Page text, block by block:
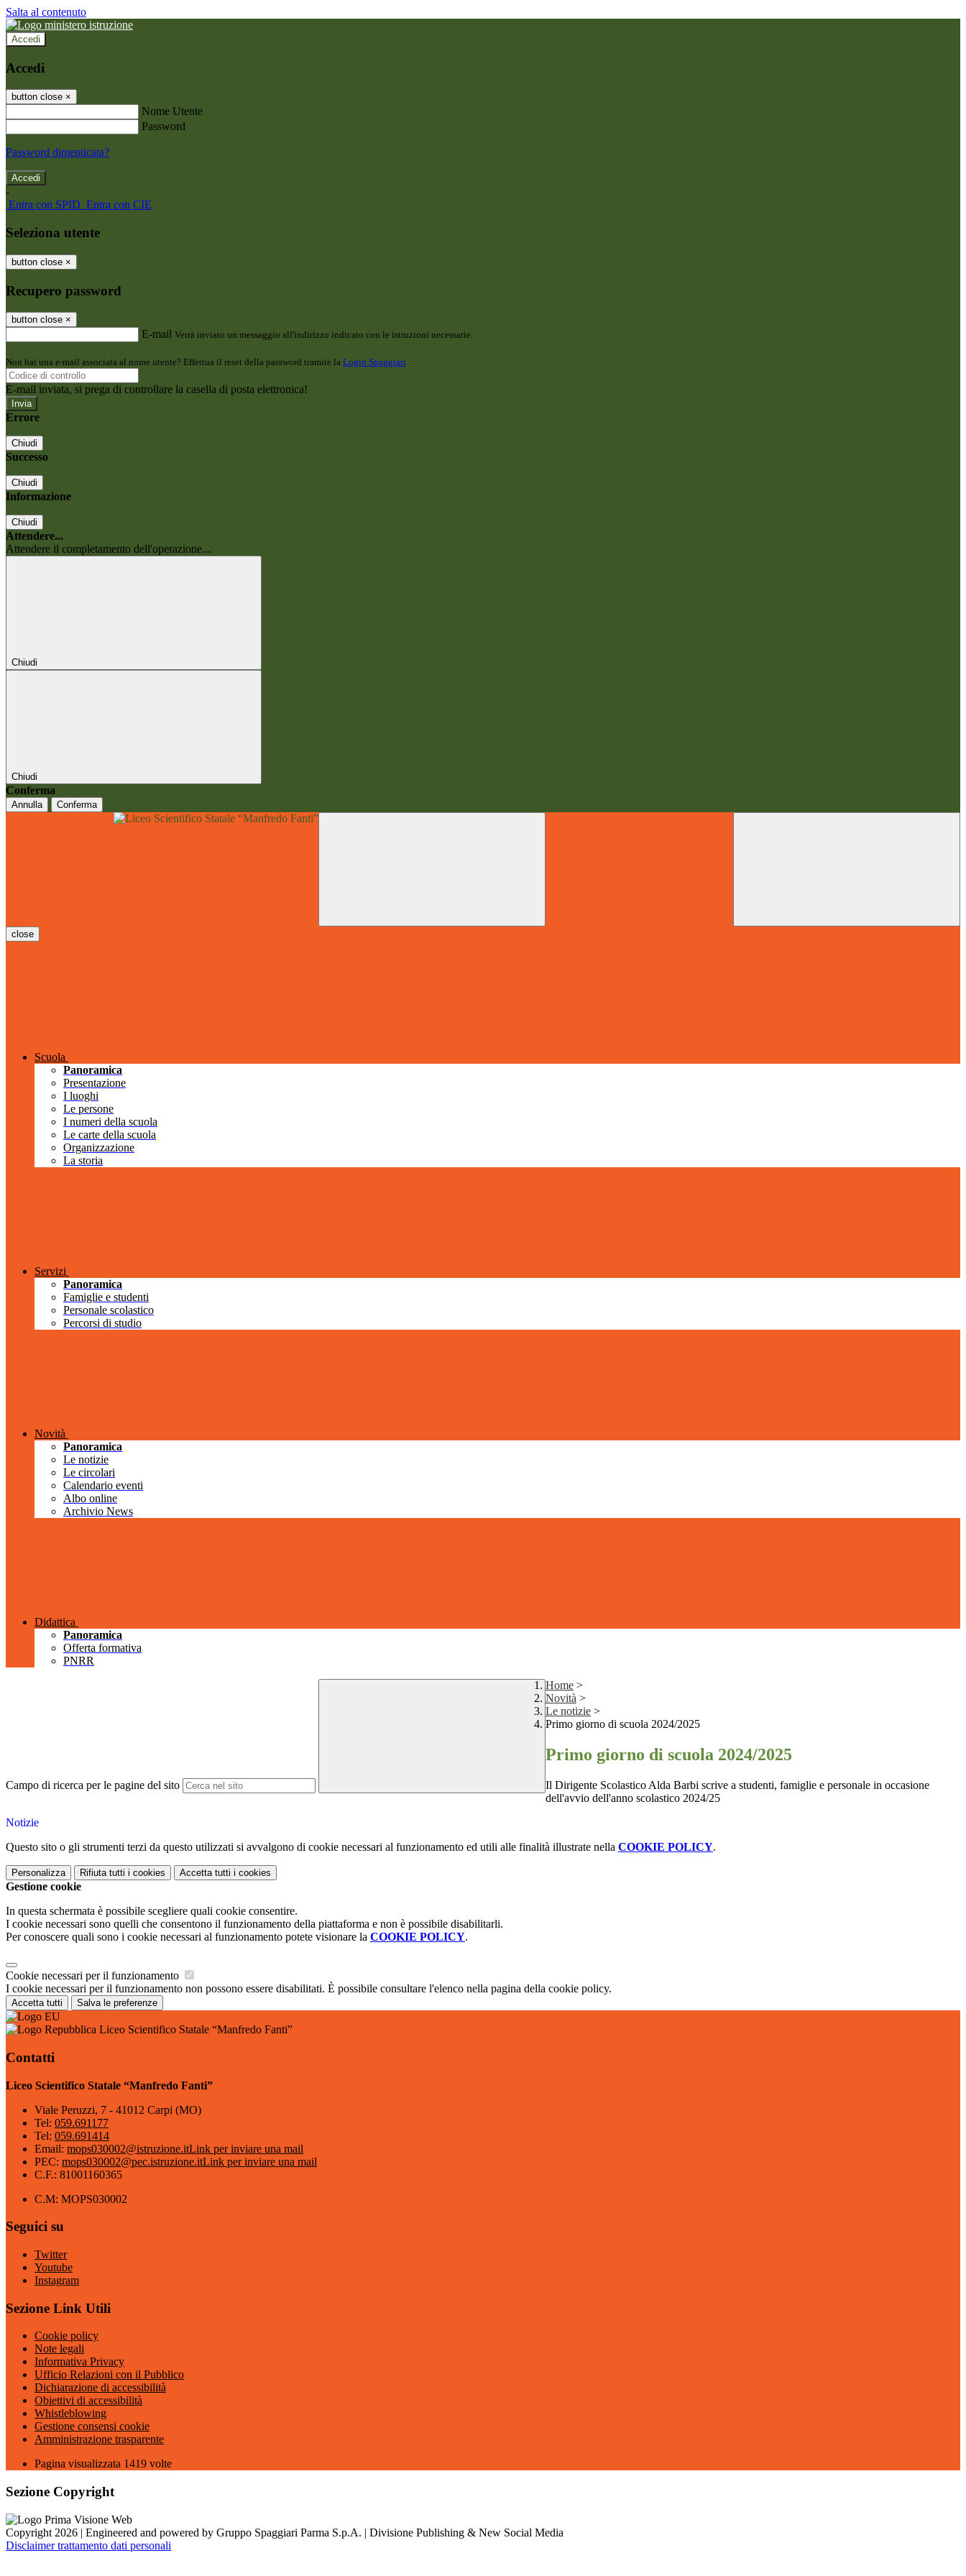
Salta al contenuto
Accedi
Accedi
button close ×
Nome Utente
Password
Password dimenticata?
-
Entra con SPID Entra con CIE
Seleziona utente
button close ×
Recupero password
button close ×
E-mail Verrà inviato un messaggio all'indirizzo indicato con le istruzioni necessarie.
Non hai una e-mail associata al nome utente? Effettua il reset della password tramite la Login Spaggiari
E-mail inviata, si prega di controllare la casella di posta elettronica!
Errore
Chiudi
Successo
Chiudi
Informazione
Chiudi
Attendere...
Attendere il completamento dell'operazione...
Chiudi
Chiudi
Conferma
Annulla Conferma
close
Scuola
Panoramica
Presentazione
I luoghi
Le persone
I numeri della scuola
Le carte della scuola
Organizzazione
La storia
Servizi
Panoramica
Famiglie e studenti
Personale scolastico
Percorsi di studio
Novità
Panoramica
Le notizie
Le circolari
Calendario eventi
Albo online
Archivio News
Didattica
Panoramica
Offerta formativa
PNRR
Campo di ricerca per le pagine del sito
Home >
Novità >
Le notizie >
Primo giorno di scuola 2024/2025
Primo giorno di scuola 2024/2025
Il Dirigente Scolastico Alda Barbi scrive a studenti, famiglie e personale in occasione
dell'avvio dell'anno scolastico 2024/25
Notizie
Questo sito o gli strumenti terzi da questo utilizzati si avvalgono di cookie necessari al funzionamento ed utili alle finalità illustrate nella COOKIE POLICY.
Personalizza Rifiuta tutti i cookies Accetta tutti i cookies
Gestione cookie
In questa schermata è possibile scegliere quali cookie consentire.
I cookie necessari sono quelli che consentono il funzionamento della piattaforma e non è possibile disabilitarli.
Per conoscere quali sono i cookie necessari al funzionamento potete visionare la COOKIE POLICY.
Cookie necessari per il funzionamento
I cookie necessari per il funzionamento non possono essere disabilitati. È possibile consultare l'elenco nella pagina della cookie policy.
Accetta tutti Salva le preferenze
Liceo Scientifico Statale “Manfredo Fanti”
Contatti
Liceo Scientifico Statale “Manfredo Fanti”
Viale Peruzzi, 7 - 41012 Carpi (MO)
Tel: 059.691177
Tel: 059.691414
Email: mops030002@istruzione.itLink per inviare una mail
PEC: mops030002@pec.istruzione.itLink per inviare una mail
C.F.: 81001160365
C.M: MOPS030002
Seguici su
Twitter
Youtube
Instagram
Sezione Link Utili
Cookie policy
Note legali
Informativa Privacy
Ufficio Relazioni con il Pubblico
Dichiarazione di accessibilità
Obiettivi di accessibilità
Whistleblowing
Gestione consensi cookie
Amministrazione trasparente
Pagina visualizzata 1419 volte
Sezione Copyright
Copyright 2026 | Engineered and powered by Gruppo Spaggiari Parma S.p.A. | Divisione Publishing & New Social Media
Disclaimer trattamento dati personali